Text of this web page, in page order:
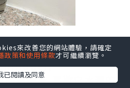
,莫過於Lancome 小黑
的精華液,喜歡它水潤的
來改善您的網站體驗，請確定
政策和使用條款才可繼續瀏覽。
已閱讀及同意